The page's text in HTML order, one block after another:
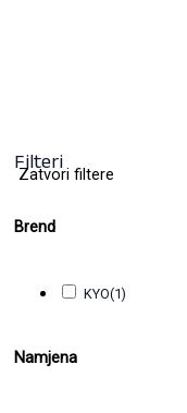
Filteri
Zatvori filtere
Brend
KYO(1)
Namjena